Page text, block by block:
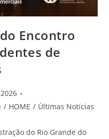
Encontro
de
/ HOME / Últimas Notícias
do Rio Grande do